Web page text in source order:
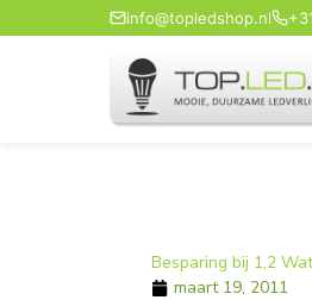
naar
info@topledshop.nl
Besparing bij 1,2
maart 19, 2011